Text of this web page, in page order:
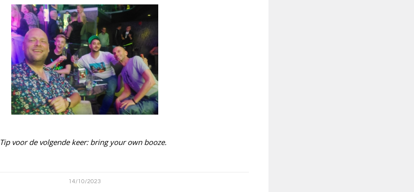
Tip voor de volgende keer: bring your own booze.
14/10/2023